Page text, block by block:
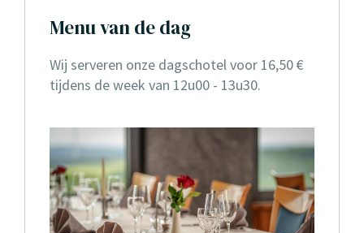
Menu van de dag
Wij serveren onze dagschotel voor 16,50 €
tijdens de week van 12u00 - 13u30.